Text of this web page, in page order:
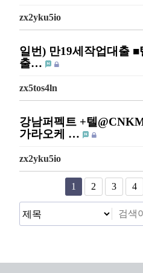
zx2yku5io
일번) 만19세작업대출 ■
출…
zx5tos4ln
강남퍼펙트 +텔
가라오케 …
zx2yku5io
1 2 3 4